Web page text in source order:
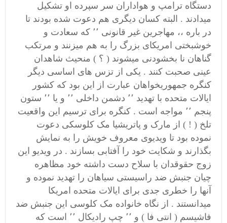
دستگاه ترامپ و هواداران سر سپرده او تشکیل
میدادند . البته کسان دیگری هم دعوت شده بودند تا
در باره ،، مهاجرین غیر قانونی ٬٬ که سعادت و
خوشبختی امریکای بزرگ را به هم میزنند و مرتکب
گناهان نا بخشودنی میشوند ( ؟ ) منحیث شاهدان
عینی صحبت کنند . یکی از تزس های اساسی دیگر
کنگره جمهوریخواهان عبارت از این بود که کشور
ایالات متحده با تهدید ٬٬ دشمن داخلی ٬٬ و یا ٬٬ ستون
پنجم ٬٬ مواجه است . کنگره برای ترسیم این واقعیت
تلخ ( ! ) از مارک و پاتریشیا مک کلوسکی دعوت
نموده بود تا ویدیوی معروف خویش را به نمایش
بگذارند و شکایت خود را آفتابی بسازند . در ویدیو این
زوج حقوقدان با سلاح دست داشته خود مظاهره
چیان جنبش ضد راسیستی سیاهان را تهدید نموده و
آنها را خطری جدی برای ایالات متحده امریکا
میدانستند . از نگاه خانواده مک کلوسی این جنبش ضد
فاشیسم ( انتی فا ) و ٬٬ چپ رادیکال ٬٬ است که